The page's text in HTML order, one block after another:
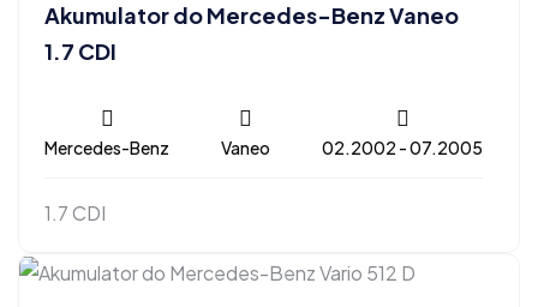
Akumulator do Mercedes-Benz Vaneo
1.7 CDI
Mercedes-Benz Vaneo 02.2002 - 07.2005
1.7 CDI